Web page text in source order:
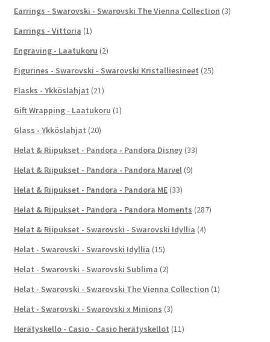
Earrings - Swarovski - Swarovski The Vienna Collection (3)
Earrings - Vittoria (1)
Engraving - Laatukoru (2)
Figurines - Swarovski - Swarovski Kristalliesineet (25)
Flasks - Ykköslahjat (21)
Gift Wrapping - Laatukoru (1)
Glass - Ykköslahjat (20)
Helat & Riipukset - Pandora - Pandora Disney (33)
Helat & Riipukset - Pandora - Pandora Marvel (9)
Helat & Riipukset - Pandora - Pandora ME (33)
Helat & Riipukset - Pandora - Pandora Moments (287)
Helat & Riipukset - Swarovski - Swarovski Idyllia (4)
Helat - Swarovski - Swarovski Idyllia (15)
Helat - Swarovski - Swarovski Sublima (2)
Helat - Swarovski - Swarovski The Vienna Collection (1)
Helat - Swarovski - Swarovski x Minions (3)
Herätyskello - Casio - Casio herätyskellot (11)